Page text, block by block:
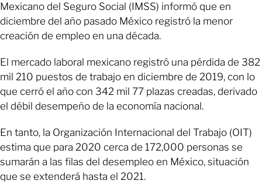
Mexicano del Seguro Social (IMSS) informó que en
diciembre del año pasado México registró la menor
creación de empleo en una década.
El mercado laboral mexicano registró una pérdida de 382
mil 210 puestos de trabajo en diciembre de 2019, con lo
que cerró el año con 342 mil 77 plazas creadas, derivado
el débil desempeño de la economía nacional.
En tanto, la Organización Internacional del Trabajo (OIT)
estima que para 2020 cerca de 172,000 personas se
sumarán a las filas del desempleo en México, situación
que se extenderá hasta el 2021.